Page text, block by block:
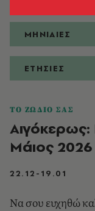
ΜΗΝΙΑΙΕΣ
ΕΤΗΣΙΕΣ
ΤΟ ΖΩΔΙΟ ΣΑΣ
Μάιος 2026
22.12-19.01
Να σου ευχηθώ καλό μήνα, Αιγοκεράκι μου! Αρκετά